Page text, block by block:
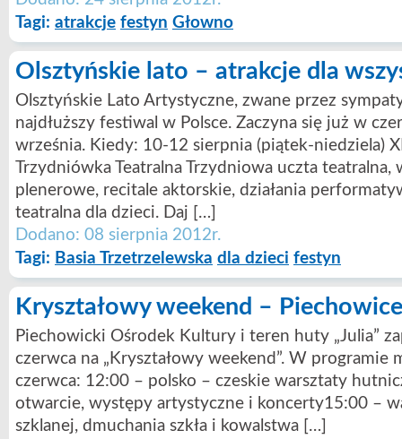
Tagi: atrakcje festyn Głowno
Olsztyńskie lato – atrakcje dla
Olsztyńskie Lato Artystyczne, zwane przez
najdłuższy festiwal w Polsce. Zaczyna się już w
września. Kiedy: 10-12 sierpnia (piątek-niedziela)
Trzydniówka Teatralna Trzydniowa uczta teatralna,
plenerowe, recitale aktorskie, działania
teatralna dla dzieci. Daj […]
Dodano: 08 sierpnia 2012r.
Tagi: Basia Trzetrzelewska dla dzieci festyn
Kryształowy weekend – Piechowice
Piechowicki Ośrodek Kultury i teren huty „Julia”
czerwca na „Kryształowy weekend”. W programie
czerwca: 12:00 – polsko – czeskie warsztaty
otwarcie, występy artystyczne i koncerty15:00 –
szklanej, dmuchania szkła i kowalstwa […]